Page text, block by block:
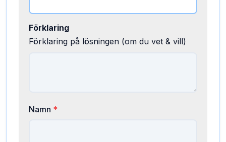
Förklaring
Förklaring på lösningen (om du vet & vill)
Namn *